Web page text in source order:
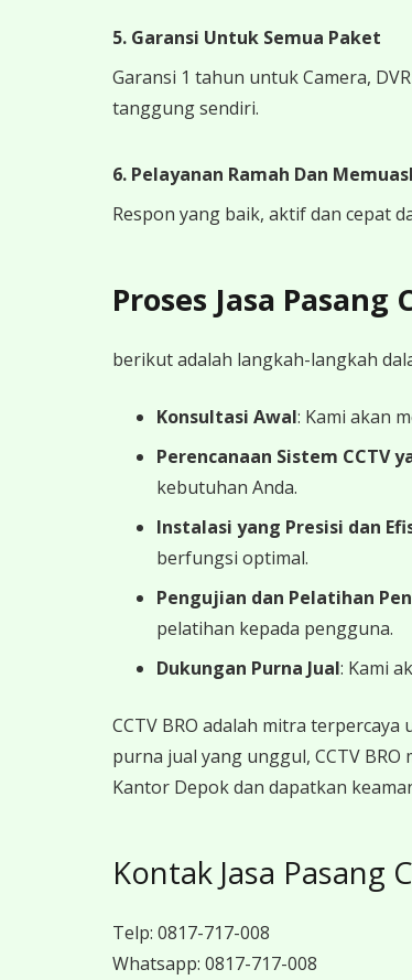
5. Garansi Untuk Semua Paket
Garansi 1 tahun untuk Camera,
tanggung sendiri.
6. Pelayanan Ramah Dan
Respon yang baik, aktif dan cepat
Proses Jasa Pasang
berikut adalah langkah-langkah
Konsultasi Awal: Kami akan
Perencanaan Sistem CCTV
kebutuhan Anda.
Instalasi yang Presisi dan
berfungsi optimal.
Pengujian dan Pelatihan
pelatihan kepada pengguna.
Dukungan Purna Jual: Kami
CCTV BRO adalah mitra
purna jual yang unggul, CCTV
Kantor Depok dan dapatkan
Kontak Jasa Pasang
Telp: 0817-717-008
Whatsapp: 0817-717-008